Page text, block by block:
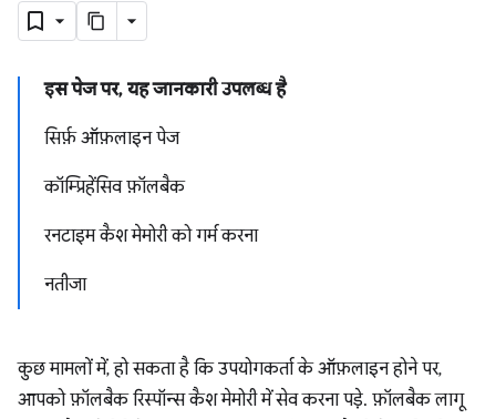
इस पेज पर, यह जानकारी उपलब्ध है
सिर्फ़ ऑफ़लाइन पेज
कॉम्प्रिहेंसिव फ़ॉलबैक
रनटाइम कैश मेमोरी को गर्म करना
नतीजा
कुछ मामलों में, हो सकता है कि उपयोगकर्ता के ऑफ़लाइन होने पर,
आपको फ़ॉलबैक रिस्पॉन्स कैश मेमोरी में सेव करना पड़े. फ़ॉलबैक लागू